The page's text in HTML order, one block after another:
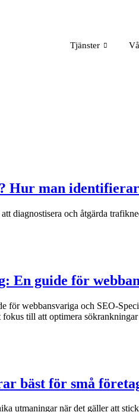
Tjänster
man
diagnostisera och åtgärda
En guide för
för webbansvariga och SEO-
till att optimera
bäst för små
utmaningar när det gäller att